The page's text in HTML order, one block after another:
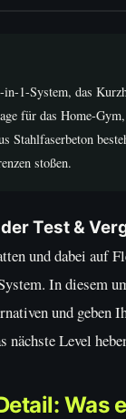
1-System, das
für das Home-
Stahlfaserbeton
stoßen.
Test &
und dabei auf
In diesem
und geben
Level
Was